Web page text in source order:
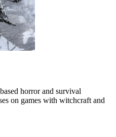
horror and survival
on games with witchcraft and